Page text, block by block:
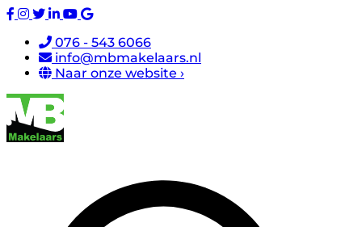
076 - 543 6066
info@mbmakelaars.nl
Naar onze website ›